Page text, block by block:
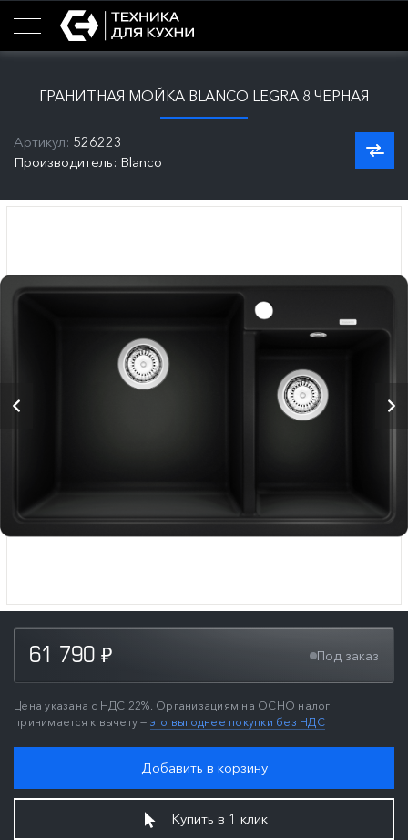
ГРАНИТНАЯ МОЙКА BLANCO LEGRA 8 ЧЕРНАЯ
Артикул: 526223
Производитель: Blanco
61 790 ₽ Под заказ
Цена указана с НДС 22%. Организациям на ОСНО налог
принимается к вычету — это выгоднее покупки без НДС
Добавить в корзину
Купить в 1 клик